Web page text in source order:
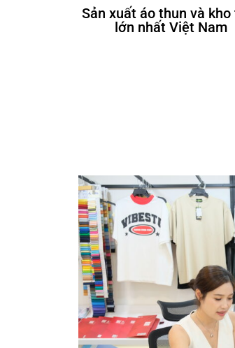
Sản xuất áo thun và
lớn nhất Việt Nam